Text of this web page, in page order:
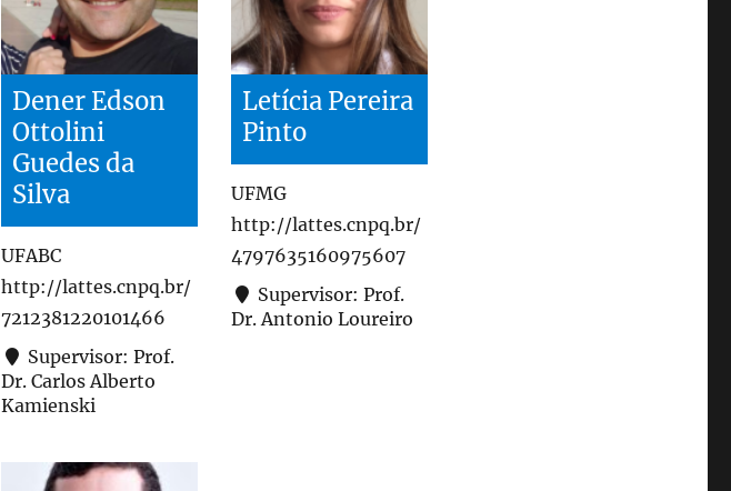
Dener Edson
Ottolini
Guedes da
Silva
UFABC
http://lattes.cnpq.br/
7212381220101466
Supervisor: Prof.
Dr. Carlos Alberto
Kamienski
Letícia Pereira
Pinto
UFMG
http://lattes.cnpq.br/
4797635160975607
Supervisor: Prof.
Dr. Antonio Loureiro